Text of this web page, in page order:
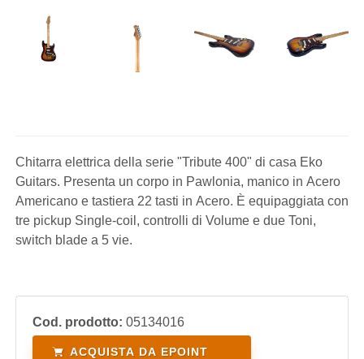
Chitarra elettrica della serie "Tribute 400" di casa Eko
Guitars. Presenta un corpo in Pawlonia, manico in Acero
Americano e tastiera 22 tasti in Acero. È equipaggiata con
tre pickup Single-coil, controlli di Volume e due Toni,
switch blade a 5 vie.
Cod. prodotto: 05134016
ACQUISTA DA EPOINT